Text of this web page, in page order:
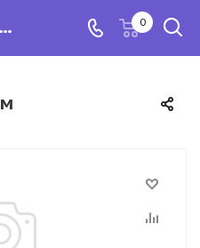
Лента атласная 12 мм 0